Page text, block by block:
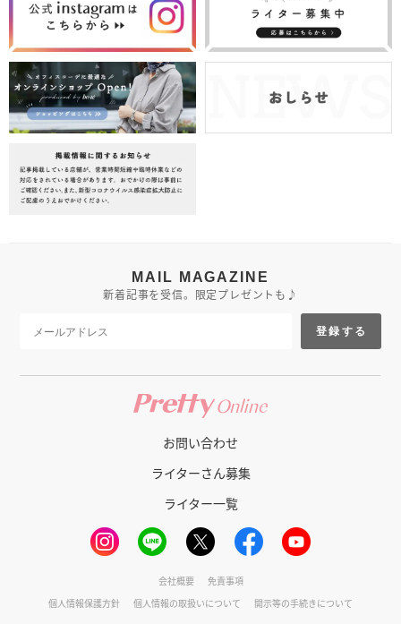
MAIL MAGAZINE
新着記事を受信。限定プレゼントも♪
登録する
お問い合わせ
ライターさん募集
ライター一覧
会社概要
免責事項
個人情報保護方針
個人情報の取扱いについて 開示等の手続きについて